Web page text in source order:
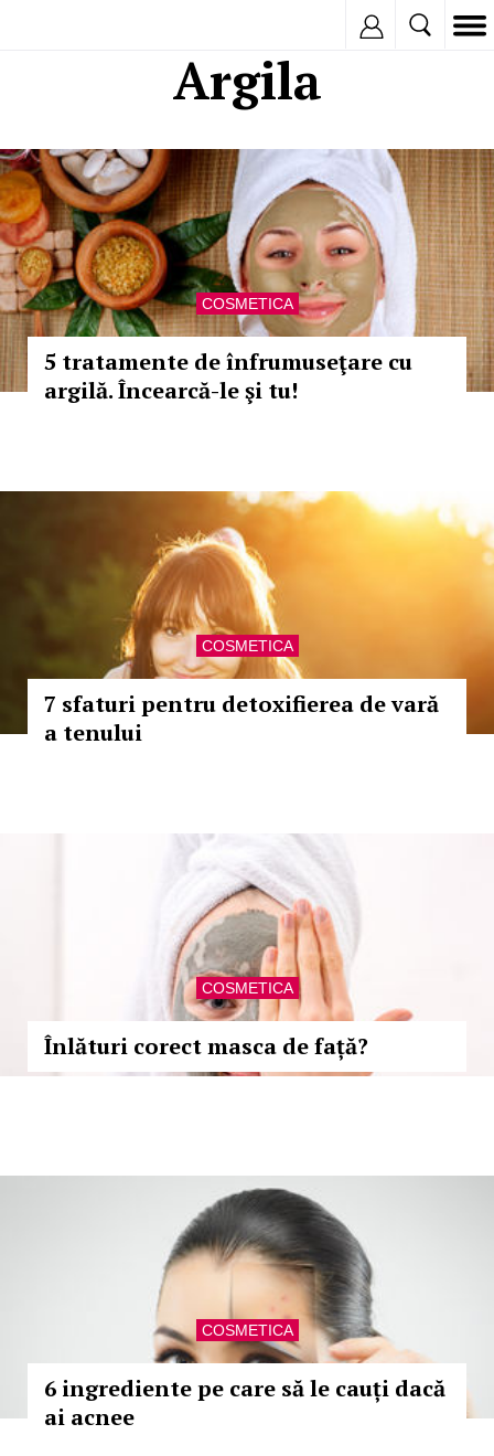
Argila
COSMETICA
5 tratamente de înfrumuseţare cu
argilă. Încearcă-le şi tu!
COSMETICA
7 sfaturi pentru detoxifierea de vară
a tenului
COSMETICA
Înlături corect masca de față?
COSMETICA
6 ingrediente pe care să le cauți dacă
ai acnee